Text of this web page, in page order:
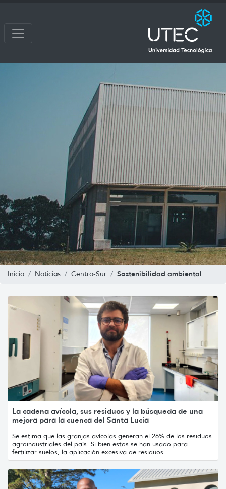
Inicio Noticias Centro-Sur Sostenibilidad ambiental
La cadena avícola, sus residuos y la búsqueda de una
mejora para la cuenca del Santa Lucía
Se estima que las granjas avícolas generan el 26% de los residuos
agroindustriales del país. Si bien estos se han usado para
fertilizar suelos, la aplicación excesiva de residuos ...